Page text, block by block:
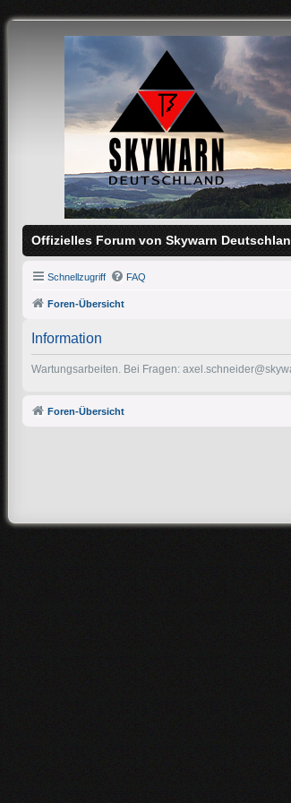
Offizielles Forum von Skywarn
Schnellzugriff FAQ
Foren-Übersicht
Information
Wartungsarbeiten. Bei Fragen:
Foren-Übersicht